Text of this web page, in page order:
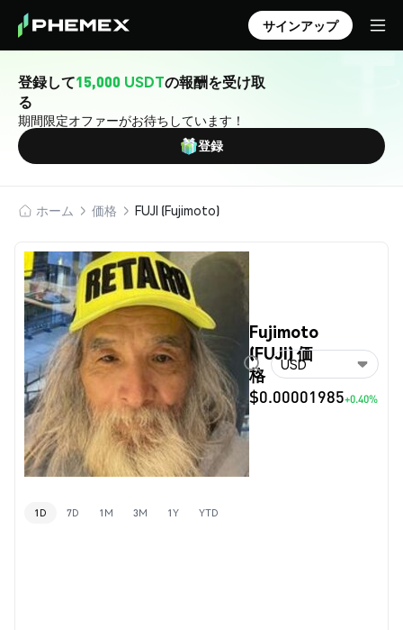
サインアップ
登録して15,000 USDTの報酬を受け取
る
期間限定オファーがお待ちしています！
登録
ホーム 価格 FUJI (Fujimoto)
Fujimoto
(FUJI) 価
格
$0.00001985+0.40%
USD
1D 7D 1M 3M 1Y YTD